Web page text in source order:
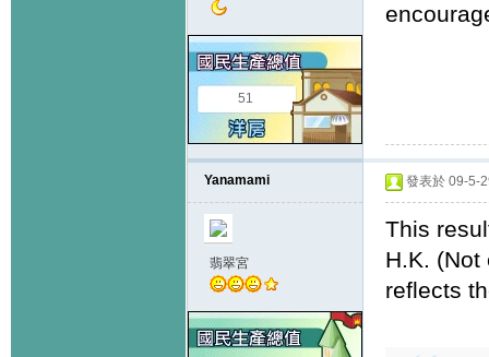
51
Yanamami
翡翠宮
發表於 09-5-
This
H.K.
reflects